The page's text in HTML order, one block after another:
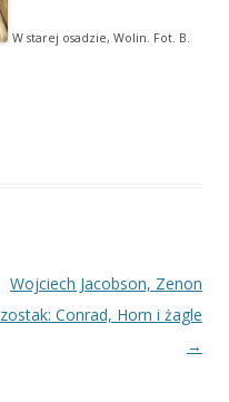
W starej osadzie, Wolin. Fot. B.
Wojciech Jacobson, Zenon
Conrad, Horn i żagle
→